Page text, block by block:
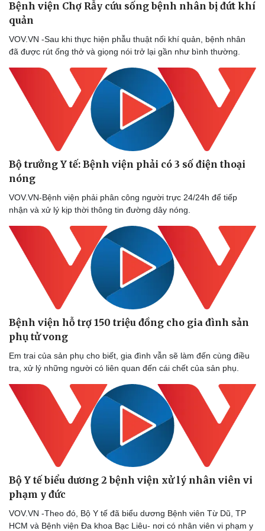
Bệnh viện Chợ Rẫy cứu sống bệnh nhân bị đứt khí
quản
VOV.VN -Sau khi thực hiện phẫu thuật nối khí quản, bệnh nhân
đã được rút ống thở và giọng nói trở lại gần như bình thường.
Bộ trưởng Y tế: Bệnh viện phải có 3 số điện thoại
nóng
VOV.VN-Bệnh viện phải phân công người trực 24/24h để tiếp
nhận và xử lý kịp thời thông tin đường dây nóng.
Bệnh viện hỗ trợ 150 triệu đồng cho gia đình sản
phụ tử vong
Em trai của sản phụ cho biết, gia đình vẫn sẽ làm đến cùng điều
tra, xử lý những người có liên quan đến cái chết của sản phụ.
Bộ Y tế biểu dương 2 bệnh viện xử lý nhân viên vi
phạm y đức
VOV.VN -Theo đó, Bộ Y tế đã biểu dương Bệnh viên Từ Dũ, TP
HCM và Bệnh viện Đa khoa Bạc Liêu- nơi có nhân viên vi phạm y